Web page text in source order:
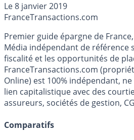
facture récapitulative de
réglés l’année précédente. D’où
début d’année pour la recherche
chères, à la lecture de la facture
Chez Fortuneo, les clients ne
d’effectuer de recherches.
Le8 janvier 2019
FranceTransactions.com
Premier guide épargne de
Média indépendant de référence
fiscalité et les opportunités de
FranceTransactions.com
Online) est 100% indépendant,
lien capitalistique avec des
assureurs, sociétés de gestion,
Comparatifs